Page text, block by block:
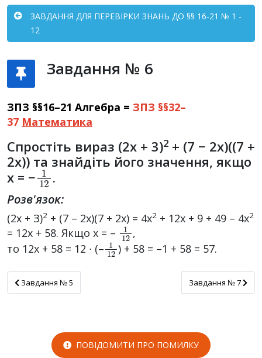
ЗАВДАННЯ ДЛЯ ПЕРЕВІРКИ ЗНАНЬ ДО §§ 16-21 № 1 -
12
Завдання № 6
ЗПЗ §§16–21 Алгебра = ЗПЗ §§32–
37 Математика
Спростіть вираз (2x + 3)2 + (7 − 2x)((7 +
2x)) та знайдіть його значення, якщо
x = −112
.
Розв'язок:
(2х + З)2 + (7 – 2х)(7 + 2х) = 4x2 + 12x + 9 + 49 – 4x2
= 12х + 58. Якщо х = – 112
,
то 12х + 58 = 12 ∙ (–112) + 58 = –1 + 58 = 57.
Завдання № 5
Завдання № 5 Завдання № 7
Завдання № 7
ПОВІДОМИТИ ПРО ПОМИЛКУ